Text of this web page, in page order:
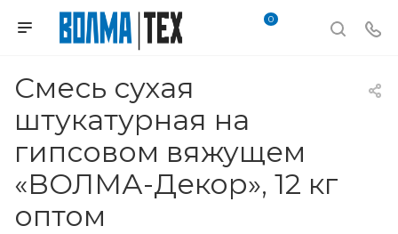
0
Смесь сухая
штукатурная на
гипсовом вяжущем
«ВОЛМА-Декор», 12 кг
оптом